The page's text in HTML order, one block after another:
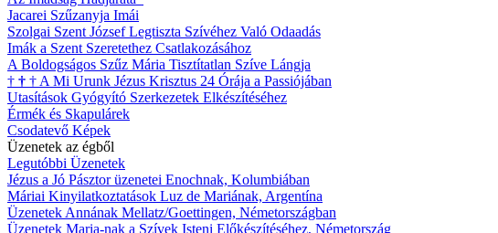
Jacarei Szűzanyja Imái
Szolgai Szent József Legtiszta Szívéhez Való Odaadás
Imák a Szent Szeretethez Csatlakozásához
A Boldogságos Szűz Mária Tisztítatlan Szíve Lángja
† † † A Mi Urunk Jézus Krisztus 24 Órája a Passiójában
Utasítások Gyógyító Szerkezetek Elkészítéséhez
Érmék és Skapulárek
Csodatevő Képek
Üzenetek az égből
Legutóbbi Üzenetek
Jézus a Jó Pásztor üzenetei Enochnak, Kolumbiában
Máriai Kinyilatkoztatások Luz de Mariának, Argentína
Üzenetek Annának Mellatz/Goettingen, Németországban
Üzenetek Maria-nak a Szívek Isteni Előkészítéséhez, Németország